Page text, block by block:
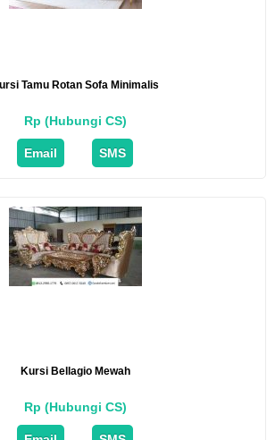
Tamu Rotan Sofa Minimalis
Rp (Hubungi CS)
Email SMS
Kursi Bellagio Mewah
Rp (Hubungi CS)